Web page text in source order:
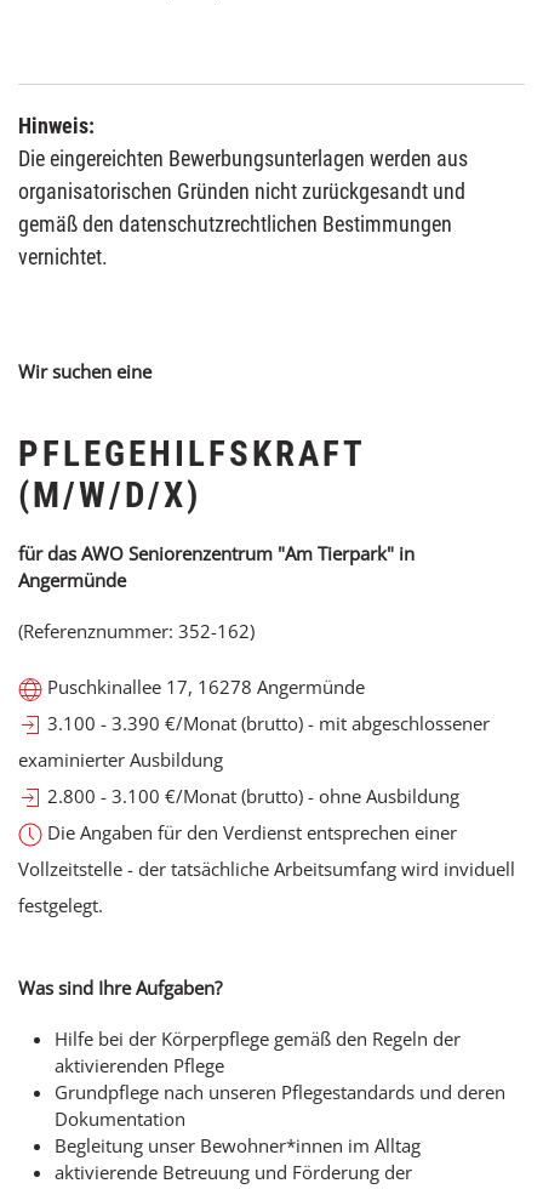
Hinweis:
Die eingereichten Bewerbungsunterlagen werden aus
organisatorischen Gründen nicht zurückgesandt und
gemäß den datenschutzrechtlichen Bestimmungen
vernichtet.
Wir suchen eine
PFLEGEHILFSKRAFT
(M/W/D/X)
für das AWO Seniorenzentrum "Am Tierpark" in
Angermünde
(Referenznummer: 352-162)
Puschkinallee 17, 16278 Angermünde
3.100 - 3.390 €/Monat (brutto) - mit abgeschlossener
examinierter Ausbildung
2.800 - 3.100 €/Monat (brutto) - ohne Ausbildung
Die Angaben für den Verdienst entsprechen einer
Vollzeitstelle - der tatsächliche Arbeitsumfang wird inviduell
festgelegt.
Was sind Ihre Aufgaben?
Hilfe bei der Körperpflege gemäß den Regeln der
aktivierenden Pflege
Grundpflege nach unseren Pflegestandards und deren
Dokumentation
Begleitung unser Bewohner*innen im Alltag
aktivierende Betreuung und Förderung der